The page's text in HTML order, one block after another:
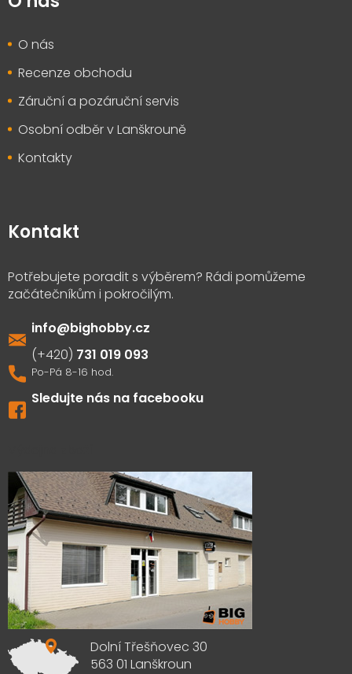
O nás
Recenze obchodu
Záruční a pozáruční servis
Osobní odběr v Lanškrouně
Kontakty
Kontakt
info@bighobby.cz
731 019 093
Sledujte nás na facebooku
Dolní Třešňovec 30
563 01 Lanškroun